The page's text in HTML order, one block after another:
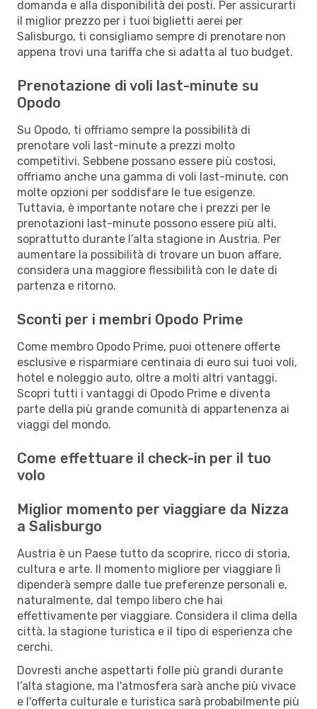
domanda e alla disponibilità dei posti. Per assicurarti
il miglior prezzo per i tuoi biglietti aerei per
Salisburgo, ti consigliamo sempre di prenotare non
appena trovi una tariffa che si adatta al tuo budget.
Prenotazione di voli last-minute su
Opodo
Su Opodo, ti offriamo sempre la possibilità di
prenotare voli last-minute a prezzi molto
competitivi. Sebbene possano essere più costosi,
offriamo anche una gamma di voli last-minute, con
molte opzioni per soddisfare le tue esigenze.
Tuttavia, è importante notare che i prezzi per le
prenotazioni last-minute possono essere più alti,
soprattutto durante l’alta stagione in Austria. Per
aumentare la possibilità di trovare un buon affare,
considera una maggiore flessibilità con le date di
partenza e ritorno.
Sconti per i membri Opodo Prime
Come membro Opodo Prime, puoi ottenere offerte
esclusive e risparmiare centinaia di euro sui tuoi voli,
hotel e noleggio auto, oltre a molti altri vantaggi.
Scopri tutti i vantaggi di Opodo Prime e diventa
parte della più grande comunità di appartenenza ai
viaggi del mondo.
Come effettuare il check-in per il tuo
volo
Miglior momento per viaggiare da Nizza
a Salisburgo
Austria è un Paese tutto da scoprire, ricco di storia,
cultura e arte. Il momento migliore per viaggiare lì
dipenderà sempre dalle tue preferenze personali e,
naturalmente, dal tempo libero che hai
effettivamente per viaggiare. Considera il clima della
città, la stagione turistica e il tipo di esperienza che
cerchi.
Dovresti anche aspettarti folle più grandi durante
l’alta stagione, ma l'atmosfera sarà anche più vivace
e l'offerta culturale e turistica sarà probabilmente più